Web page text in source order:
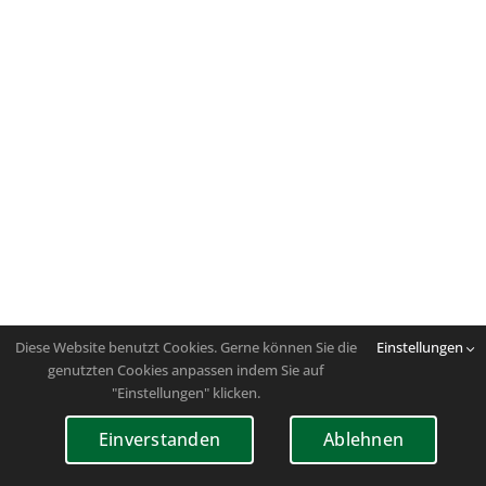
Diese Website benutzt Cookies. Gerne können Sie die
genutzten Cookies anpassen indem Sie auf
"Einstellungen" klicken.
Einstellungen
Einverstanden Ablehnen